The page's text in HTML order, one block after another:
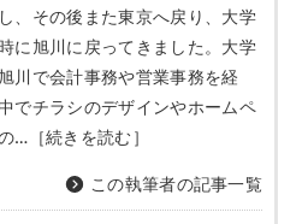
、その後また東京へ戻り、大学
に旭川に戻ってきました。大学
川で会計事務や営業事務を経
でチラシのデザインやホームペ
… ［続きを読む］
この執筆者の記事一覧